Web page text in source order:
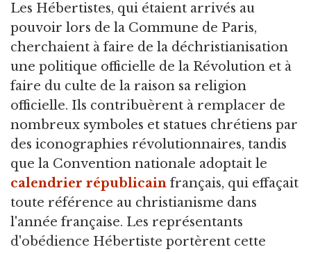
Les Hébertistes, qui étaient arrivés au
pouvoir lors de la Commune de Paris,
cherchaient à faire de la déchristianisation
une politique officielle de la Révolution et à
faire du culte de la raison sa religion
officielle. Ils contribuèrent à remplacer de
nombreux symboles et statues chrétiens par
des iconographies révolutionnaires, tandis
que la Convention nationale adoptait le
calendrier républicain français, qui effaçait
toute référence au christianisme dans
l'année française. Les représentants
d'obédience Hébertiste portèrent cette